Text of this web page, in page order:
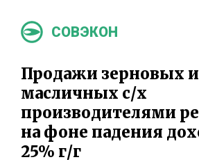
СОВЭКОН
Продажи зерновых и
масличных с/х
производителями
на фоне падения
25% г/г